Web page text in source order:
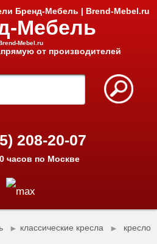
Мебель
Mebel.ru
от производителей
208-20-07
часов по Москве
► классические кресла ►
кресло